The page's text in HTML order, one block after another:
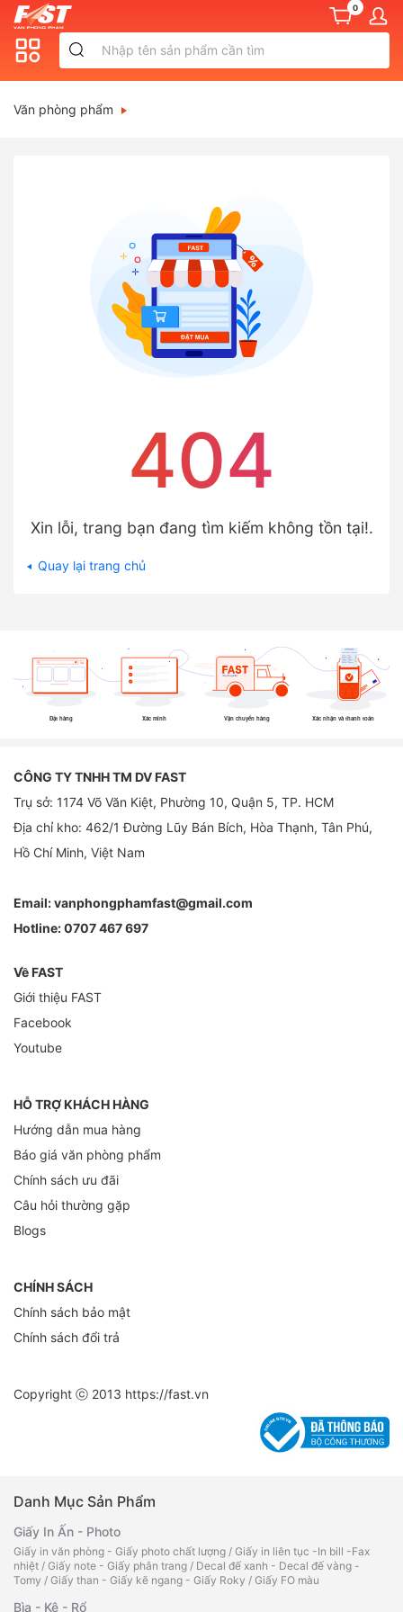
0
Văn phòng phẩm
404
Xin lỗi, trang bạn đang tìm kiếm không tồn tại!.
Quay lại trang chủ
Đặt hàng Xác minh Vận chuyển hàng Xác nhận và thanh toán
CÔNG TY TNHH TM DV FAST
Trụ sở: 1174 Võ Văn Kiệt, Phường 10, Quận 5, TP. HCM
Địa chỉ kho: 462/1 Đường Lũy Bán Bích, Hòa Thạnh, Tân Phú,
Hồ Chí Minh, Việt Nam
Email:vanphongphamfast@gmail.com
Hotline:0707 467 697
Về FAST
Giới thiệu FAST
Facebook
Youtube
HỖ TRỢ KHÁCH HÀNG
Hướng dẫn mua hàng
Báo giá văn phòng phẩm
Chính sách ưu đãi
Câu hỏi thường gặp
Blogs
CHÍNH SÁCH
Chính sách bảo mật
Chính sách đổi trả
Copyright ⓒ 2013 https://fast.vn
Danh Mục Sản Phẩm
Giấy In Ấn - Photo
Giấy in văn phòng - Giấy photo chất lượng / Giấy in liên tục -In bill -Fax
nhiệt / Giấy note - Giấy phân trang / Decal đế xanh - Decal đế vàng -
Tomy / Giấy than - Giấy kẽ ngang - Giấy Roky / Giấy FO màu
Bìa - Kệ - Rổ